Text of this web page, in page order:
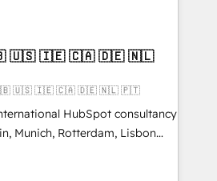
Let Cebra’s experts help
and with impact.
That’s why we lean
them into thoughtful
that actually make a
🇬🇧 🇺🇸 🇮🇪 🇨🇦 🇩🇪 🇳🇱 🇵🇹
HubSpot consultancy
Munich, Rotterdam, Lisbon
for clients through